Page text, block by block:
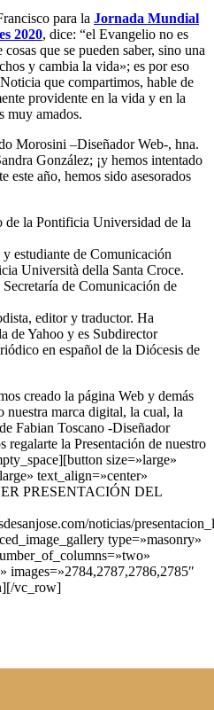
para la Jornada Mundial
2020, dice: “el Evangelio no es
que se pueden saber, sino una
y cambia la vida»; es por eso
que compartimos, hable de
providente en la vida y en la
muy amados.
Morosini –Diseñador Web-, hna.
González; ¡y hemos intentado
este año, hemos sido asesorados
de la Pontificia Universidad de la
y estudiante de Comunicación
Università della Santa Croce.
de Comunicación de
editor y traductor. Ha
de Yahoo y es Subdirector
en español de la Diócesis de
creado la página Web y demás
nuestra marca digital, la cual, la
Fabian Toscano -Diseñador
regalarte la Presentación de nuestro
size=»large»
text_align=»center»
PRESENTACIÓN DEL
noticias/
type=»masonry»
images=»2784,2787,2786,2785″
vc_row]